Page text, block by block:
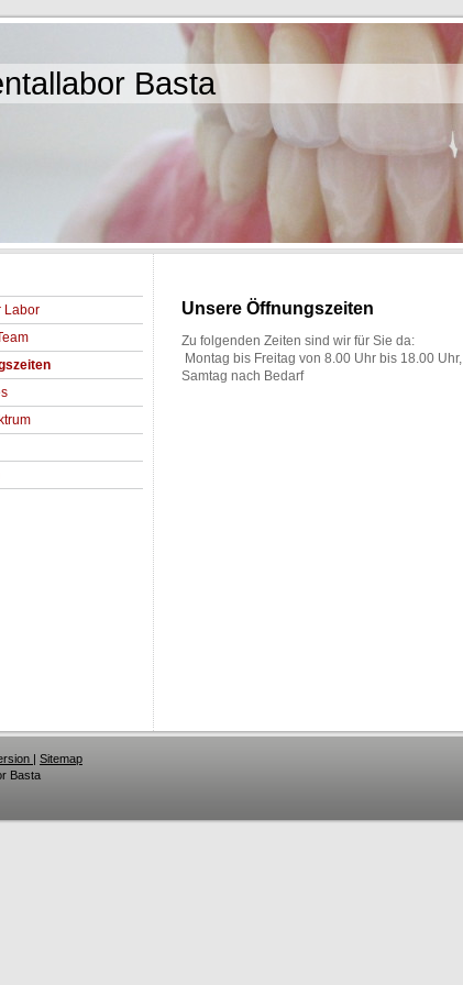
Basta
Labor
Unsere Öffnungszeiten
Zu folgenden Zeiten sind wir für Sie da:
Montag bis Freitag von 8.00 Uhr bis 18.00 Uhr,
Samtag nach Bedarf
| Sitemap
Basta